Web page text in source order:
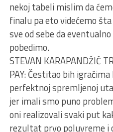
nekoj tabeli mislim da
finalu pa eto videćemo
sve od sebe da
pobedimo.
STEVAN KARAPANDŽIĆ
PAY: Čestitao bih
perfektnoj spremljenoj
jer imali smo puno
oni realizovali svaki put
rezultat prvo poluvreme i